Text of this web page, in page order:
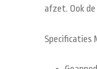
afzet. Ook
Specificaties